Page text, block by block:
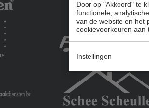
Door op "Akkoord" te
functionele,
van de website en het
cookievoorkeuren aan
Instellingen